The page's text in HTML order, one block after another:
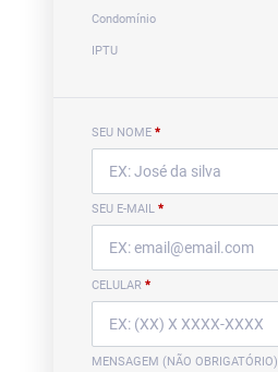
Condomínio
IPTU
SEU NOME *
SEU E-MAIL *
CELULAR *
MENSAGEM (NÃO OBRIGATÓRIO)